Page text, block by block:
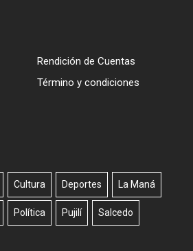
Rendición de Cuentas
Término y condiciones
Cultura Deportes La Maná
Política Pujilí Salcedo